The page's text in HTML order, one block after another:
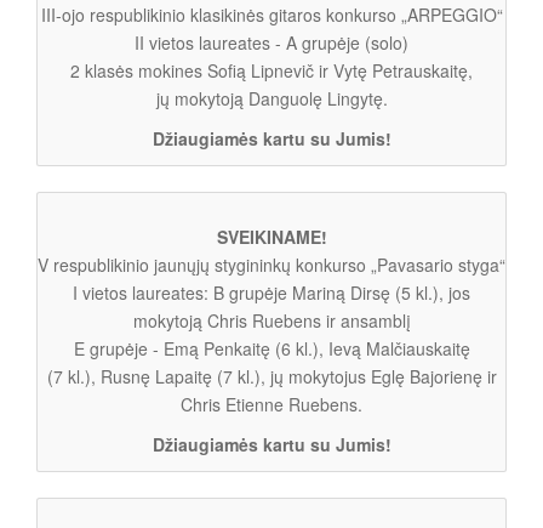
III-ojo respublikinio klasikinės gitaros konkurso „ARPEGGIO“
II vietos laureates - A grupėje (solo)
2 klasės mokines Sofią Lipnevič ir Vytę Petrauskaitę,
jų mokytoją Danguolę Lingytę.
Džiaugiamės kartu su Jumis!
SVEIKINAME!
V respublikinio jaunųjų stygininkų konkurso „Pavasario styga“
I vietos laureates: B grupėje Mariną Dirsę (5 kl.), jos
mokytoją Chris Ruebens ir ansamblį
E grupėje - Emą Penkaitę (6 kl.), Ievą Malčiauskaitę
(7 kl.), Rusnę Lapaitę (7 kl.), jų mokytojus Eglę Bajorienę ir
Chris Etienne Ruebens.
Džiaugiamės kartu su Jumis!